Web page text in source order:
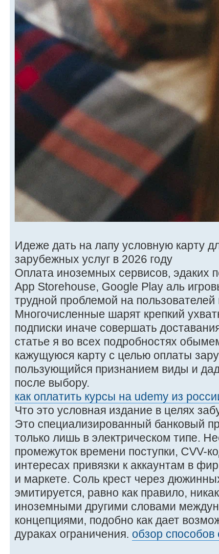
Идеже дать на лапу условную карту
зарубежных услуг в 2026 году
Оплата иноземных сервисов, эдаких
App Storehouse, Google Play аль
трудной проблемой на
Многочисленные шарят крепкий
подписки иначе совершать
статье я во всех подробностях
кажущуюся карту с целью оплаты
пользующийся признанием виды и
после выбору.
как оплатить курсы на udemy из
Что это условная издание в целях
Это специализированный банковый
только лишь в электрическом типе.
промежуток времени поступки, CVV-
интересах привязки к аккаунтам в
и маркете. Соль крест через
эмитируется, равно как правило,
иноземными другими словами
концепциями, подобно как дает
дураках ограничения. обзор